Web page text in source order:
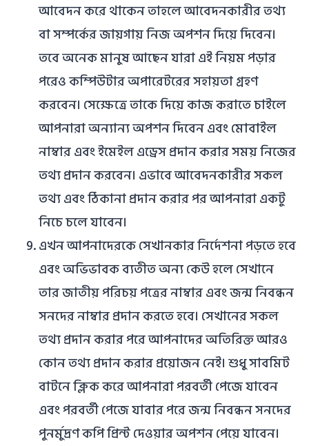
আবেদন করে থাকেন তাহলে আবেদনকারীর তথ্য
বা সম্পর্কের জায়গায় নিজ অপশন দিয়ে দিবেন।
তবে অনেক মানুষ আছেন যারা এই নিয়ম পড়ার
পরেও কম্পিউটার অপারেটরের সহায়তা গ্রহণ
করবেন। সেক্ষেত্রে তাকে দিয়ে কাজ করাতে চাইলে
আপনারা অন্যান্য অপশন দিবেন এবং মোবাইল
নাম্বার এবং ইমেইল এড্রেস প্রদান করার সময় নিজের
তথ্য প্রদান করবেন। এভাবে আবেদনকারীর সকল
তথ্য এবং ঠিকানা প্রদান করার পর আপনারা একটু
নিচে চলে যাবেন।
এখন আপনাদেরকে সেখানকার নির্দেশনা পড়তে হবে
এবং অভিভাবক ব্যতীত অন্য কেউ হলে সেখানে
তার জাতীয় পরিচয় পত্রের নাম্বার এবং জন্ম নিবন্ধন
সনদের নাম্বার প্রদান করতে হবে। সেখানের সকল
তথ্য প্রদান করার পরে আপনাদের অতিরিক্ত আরও
কোন তথ্য প্রদান করার প্রয়োজন নেই। শুধু সাবমিট
বাটনে ক্লিক করে আপনারা পরবর্তী পেজে যাবেন
এবং পরবর্তী পেজে যাবার পরে জন্ম নিবন্ধন সনদের
পুনর্মুদ্রণ কপি প্রিন্ট দেওয়ার অপশন পেয়ে যাবেন।